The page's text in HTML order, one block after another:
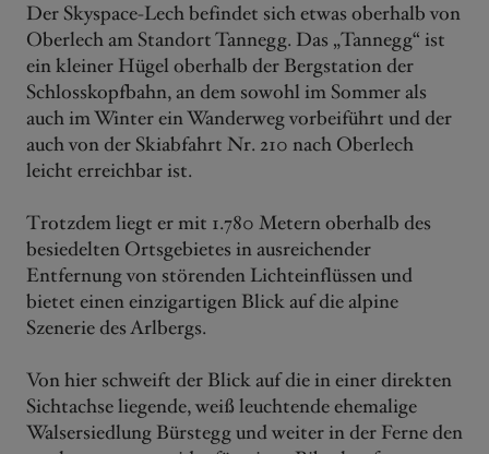
Der Skyspace-Lech befindet sich etwas oberhalb von
Oberlech am Standort Tannegg. Das „Tannegg“ ist
ein kleiner Hügel oberhalb der Bergstation der
Schlosskopfbahn, an dem sowohl im Sommer als
auch im Winter ein Wanderweg vorbeiführt und der
auch von der Skiabfahrt Nr. 210 nach Oberlech
leicht erreichbar ist.
Trotzdem liegt er mit 1.780 Metern oberhalb des
besiedelten Ortsgebietes in ausreichender
Entfernung von störenden Lichteinflüssen und
bietet einen einzigartigen Blick auf die alpine
Szenerie des Arlbergs.
Von hier schweift der Blick auf die in einer direkten
Sichtachse liegende, weiß leuchtende ehemalige
Walsersiedlung Bürstegg und weiter in der Ferne den